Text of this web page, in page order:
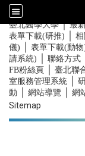
::: 臺北醫學大學｜最
表單下載(研推)
儀)
表單下載(動物
請系統)
聯絡方式
FB粉絲頁 臺北聯
室服務管理系統
動
網站導覽 網
Sitemap